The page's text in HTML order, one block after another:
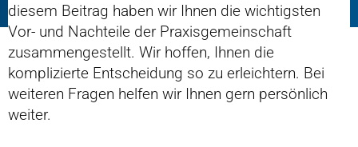
diesem Beitrag haben wir Ihnen die wichtigsten
Vor- und Nachteile der Praxisgemeinschaft
zusammengestellt. Wir hoffen, Ihnen die
komplizierte Entscheidung so zu erleichtern. Bei
weiteren Fragen helfen wir Ihnen gern persönlich
weiter.